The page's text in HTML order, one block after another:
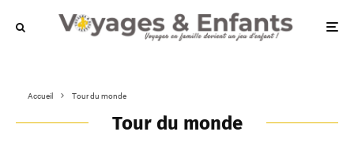
Accueil Tour du monde
Tour du monde